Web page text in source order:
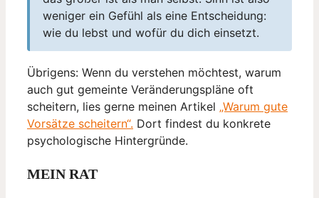
weniger ein Gefühl als eine Entscheidung:
wie du lebst und wofür du dich einsetzt.
Übrigens: Wenn du verstehen möchtest, warum
auch gut gemeinte Veränderungspläne oft
scheitern, lies gerne meinen Artikel „Warum gute
Vorsätze scheitern“. Dort findest du konkrete
psychologische Hintergründe.
MEIN RAT